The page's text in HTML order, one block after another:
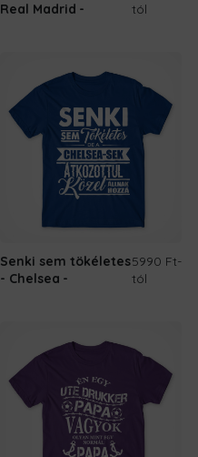
Real Madrid
tól
Senki sem tökéletes
- Chelsea
5990 Ft-
tól